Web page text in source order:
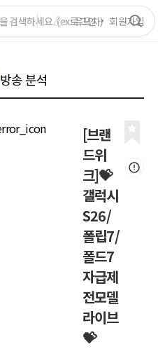
로그인 회원가입
방송 분석
[브랜
드위
크]💝
갤럭시
S26/
폴립7/
폴드7
자급제
전모델
라이브
💝